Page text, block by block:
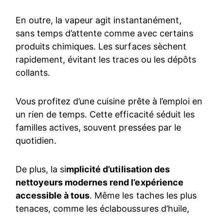
En outre, la vapeur agit instantanément,
sans temps d’attente comme avec certains
produits chimiques. Les surfaces sèchent
rapidement, évitant les traces ou les dépôts
collants.
Vous profitez d’une cuisine prête à l’emploi en
un rien de temps. Cette efficacité séduit les
familles actives, souvent pressées par le
quotidien.
De plus, la simplicité d’utilisation des
nettoyeurs modernes rend l’expérience
accessible à tous. Même les taches les plus
tenaces, comme les éclaboussures d’huile,